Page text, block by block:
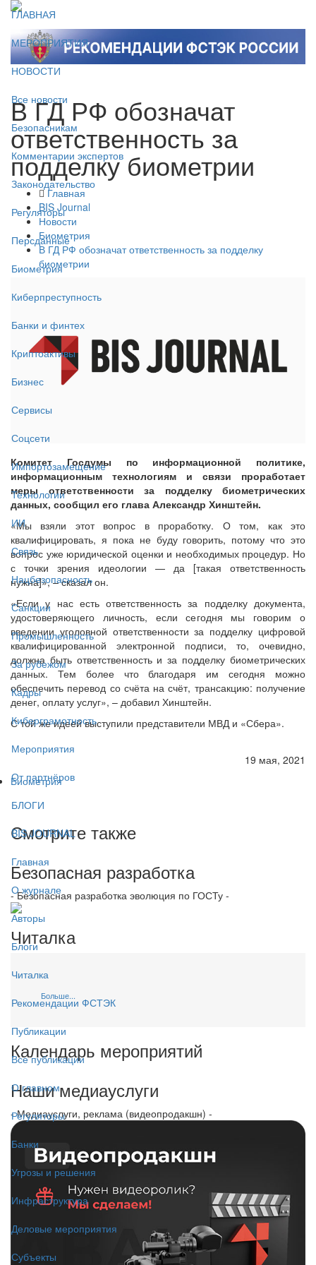
ГЛАВНАЯ
МЕРОПРИЯТИЯ
НОВОСТИ
Все новости
Безопасникам
Комментарии экспертов
Законодательство
Регуляторы
Персданные
Биометрия
Киберпреступность
Банки и финтех
Криптоактивы
Бизнес
Сервисы
Соцсети
Импортозамещение
Технологии
ИИ
Связь
Нацбезопасность
Санкции
Промышленность
За рубежом
Кадры
Киберграмотность
Мероприятия
От партнёров
БЛОГИ
BIS JOURNAL
Главная
О журнале
Авторы
Блоги
Читалка
Рекомендации ФСТЭК
Публикации
Все публикации
О главном
Регуляторы
Банки
Угрозы и решения
Инфраструктура
Деловые мероприятия
Субъекты
В ГД РФ обозначат
ответственность за
подделку биометрии
Главная
BIS Journal
Новости
Биометрия
В ГД РФ обозначат ответственность за подделку
биометрии
Комитет Госдумы по информационной политике,
информационным технологиям и связи проработает
меры ответственности за подделку биометрических
данных, сообщил его глава Александр Хинштейн.
«Мы взяли этот вопрос в проработку. О том, как это
квалифицировать, я пока не буду говорить, потому что это
вопрос уже юридической оценки и необходимых процедур. Но
с точки зрения идеологии — да [такая ответственность
нужна]», – сказал он.
«Если у нас есть ответственность за подделку документа,
удостоверяющего личность, если сегодня мы говорим о
введении уголовной ответственности за подделку цифровой
квалифицированной электронной подписи, то, очевидно,
должна быть ответственность и за подделку биометрических
данных. Тем более что благодаря им сегодня можно
обеспечить перевод со счёта на счёт, трансакцию: получение
денег, оплату услуг», – добавил Хинштейн.
С той же идеей выступили представители МВД и «Сбера».
19 мая, 2021
Биометрия
Смотрите также
Безопасная разработка
- Безопасная разработка эволюция по ГОСТу -
Читалка
Больше...
Календарь мероприятий
Наши медиауслуги
- Медиауслуги, реклама (видеопродакшн) -